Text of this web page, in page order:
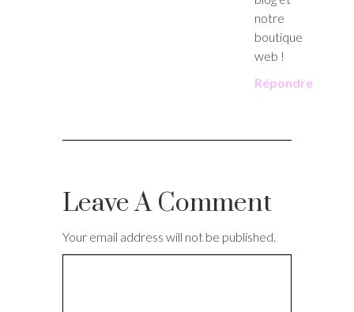
notre
boutique
web !
Répondre
Leave A Comment
Your email address will not be published.